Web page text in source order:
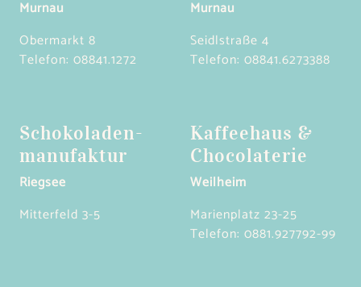
Murnau
Obermarkt 8
Telefon: 08841.1272
Murnau
Seidlstraße 4
Telefon: 08841.6273388
Schokoladen­
manufaktur
Riegsee
Mitterfeld 3-5
Kaffeehaus &
Chocolaterie
Weilheim
Marienplatz 23-25
Telefon: 0881.927792-99